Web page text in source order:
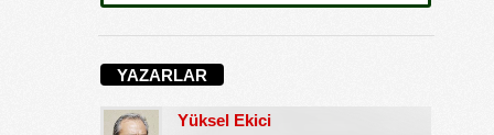
YAZARLAR
Koray Ünlü
BATSIN BU DÜNYA
Yüksel Ekici